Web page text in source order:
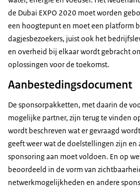
de Dubai EXPO 2020 moet worden
een hoogtepunt en moet een platform
dagjesbezoekers, juist ook het
en overheid bij elkaar wordt gebracht
oplossingen voor de toekomst.
Aanbestedingsdocument
De sponsorpakketten, met daarin de
mogelijke partner, zijn terug te vinden
wordt beschreven wat er gevraagd
geeft weer wat de doelstellingen zijn en
sponsoring aan moet voldoen. En op
beoordeeld in de vorm van
netwerkmogelijkheden en andere